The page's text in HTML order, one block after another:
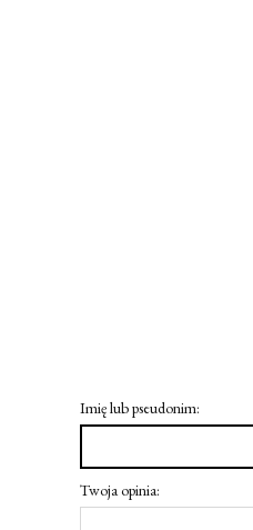
Imię lub pseudonim:
Twoja opinia: